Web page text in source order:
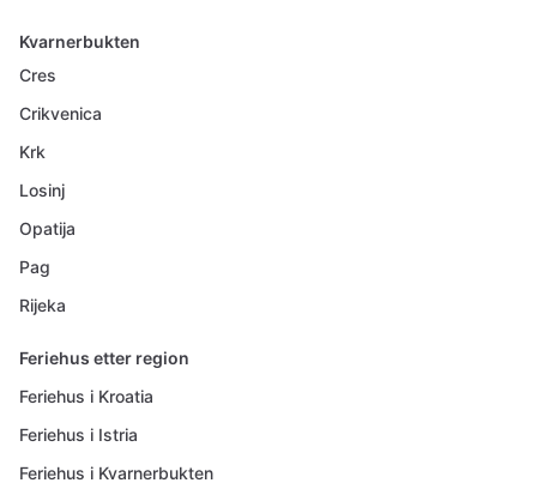
Kvarnerbukten
Cres
Crikvenica
Krk
Losinj
Opatija
Pag
Rijeka
Feriehus etter region
Feriehus i Kroatia
Feriehus i Istria
Feriehus i Kvarnerbukten